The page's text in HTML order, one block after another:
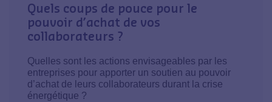
Quels coups de pouce pour le
pouvoir d’achat de vos
collaborateurs ?
Quelles sont les actions envisageables par les
entreprises pour apporter un soutien au pouvoir
d’achat de leurs collaborateurs durant la crise
énergétique ?